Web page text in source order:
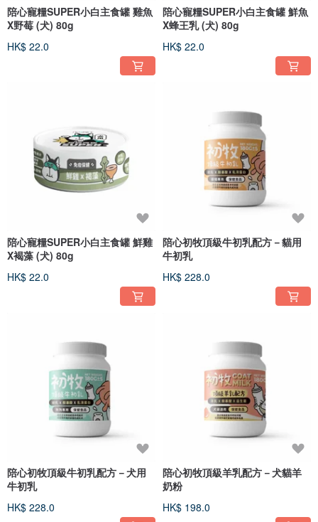
陪心寵糧SUPER小白主食罐 雞魚
X野莓 (犬) 80g
HK$ 22.0
陪心寵糧SUPER小白主食罐 鮮魚
X蜂王乳 (犬) 80g
HK$ 22.0
陪心寵糧SUPER小白主食罐 鮮雞
X褐藻 (犬) 80g
HK$ 22.0
陪心初牧頂級牛初乳配方－貓用
牛初乳
HK$ 228.0
陪心初牧頂級牛初乳配方－犬用
牛初乳
HK$ 228.0
陪心初牧頂級羊乳配方－犬貓羊
奶粉
HK$ 198.0